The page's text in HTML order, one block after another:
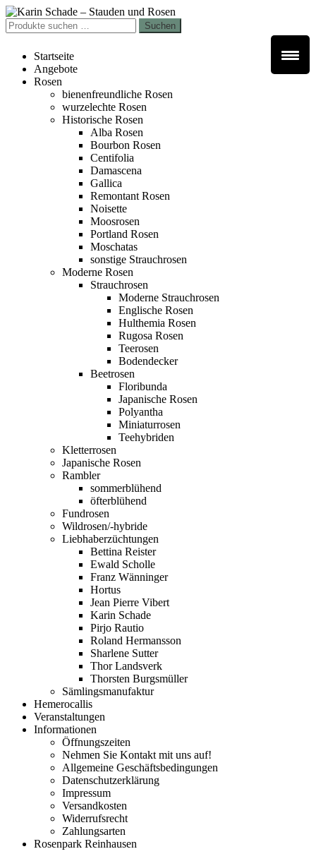
Zur
Navigation
springen
Zum
Inhalt
springen
Suchen
nach:
Suchen
Startseite
Angebote
Rosen
bienenfreundliche Rosen
wurzelechte Rosen
Historische Rosen
Alba Rosen
Bourbon Rosen
Centifolia
Damascena
Gallica
Remontant Rosen
Noisette
Moosrosen
Portland Rosen
Moschatas
sonstige Strauchrosen
Moderne Rosen
Strauchrosen
Moderne Strauchrosen
Englische Rosen
Hulthemia Rosen
Rugosa Rosen
Teerosen
Bodendecker
Beetrosen
Floribunda
Japanische Rosen
Polyantha
Miniaturrosen
Teehybriden
Kletterrosen
Japanische Rosen
Rambler
sommerblühend
öfterblühend
Fundrosen
Wildrosen/-hybride
Liebhaberzüchtungen
Bettina Reister
Ewald Scholle
Franz Wänninger
Hortus
Jean Pierre Vibert
Karin Schade
Pirjo Rautio
Roland Hermansson
Sharlene Sutter
Thor Landsverk
Thorsten Burgsmüller
Sämlingsmanufaktur
Hemerocallis
Veranstaltungen
Informationen
Öffnungszeiten
Nehmen Sie Kontakt mit uns auf!
Allgemeine Geschäftsbedingungen
Datenschutzerklärung
Impressum
Versandkosten
Widerrufsrecht
Zahlungsarten
Rosenpark Reinhausen